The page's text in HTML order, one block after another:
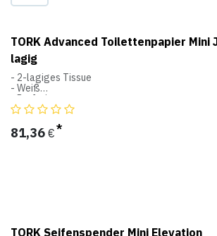
TORK Advanced Toilettenpapier Mini
lagig
- 2-lagiges Tissue
- Weiß
- Perforiert
- Dekorprägung
- Ø 18,8 cm
81,36 €
TORK Seifenspender Mini Elevation